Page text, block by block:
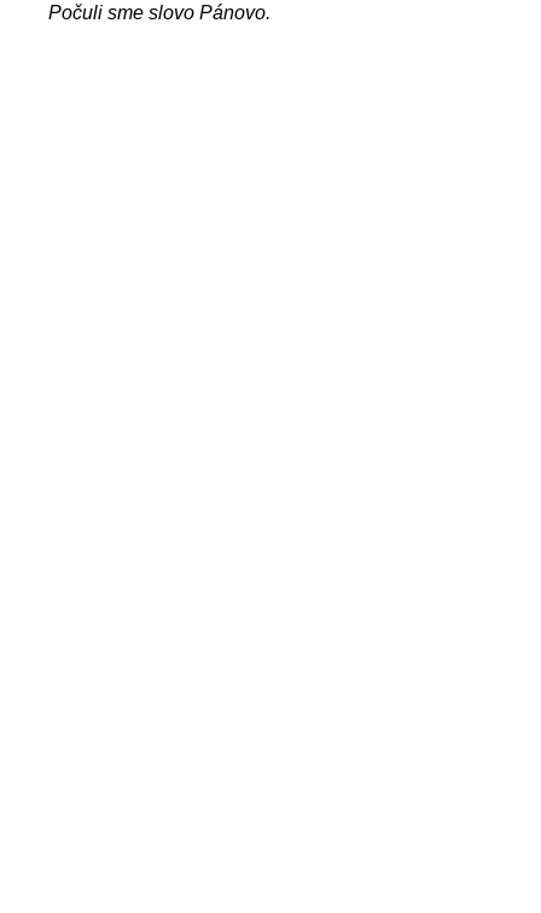
Počuli sme slovo Pánovo.